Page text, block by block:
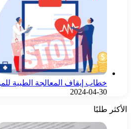
خطاب إيقاف المعالجة الطبية
2024-04-30
الأكثر طلبًا